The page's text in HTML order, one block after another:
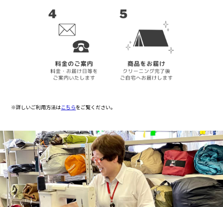
※詳しいご利用方法はこちらをご覧ください。